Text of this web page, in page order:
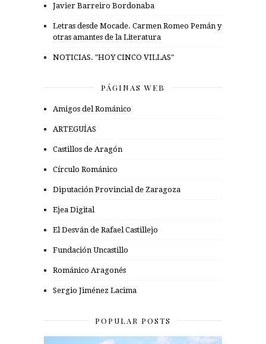
Javier Barreiro Bordonaba
Letras desde Mocade. Carmen Romeo Pemán y
otras amantes de la Literatura
NOTICIAS. "HOY CINCO VILLAS"
PÁGINAS WEB
Amigos del Románico
ARTEGUÍAS
Castillos de Aragón
Círculo Románico
Diputación Provincial de Zaragoza
Ejea Digital
El Desván de Rafael Castillejo
Fundación Uncastillo
Románico Aragonés
Sergio Jiménez Lacima
POPULAR POSTS